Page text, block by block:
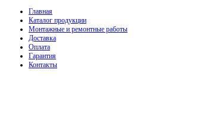
Главная
Каталог продукции
Монтажные и ремонтные работы
Доставка
Оплата
Гарантия
Контакты